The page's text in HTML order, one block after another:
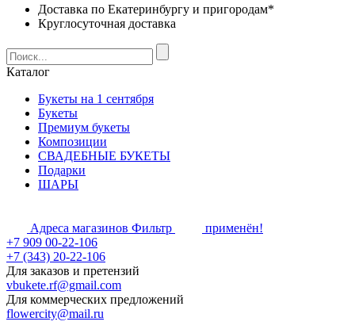
Доставка по Екатеринбургу и пригородам*
Круглосуточная доставка
Каталог
Букеты на 1 сентября
Букеты
Премиум букеты
Композиции
СВАДЕБНЫЕ БУКЕТЫ
Подарки
ШАРЫ
Адреса магазинов Фильтр
применён!
+7 909 00-22-106
+7 (343) 20-22-106
Для заказов и претензий
vbukete.rf@gmail.com
Для коммерческих предложений
flowercity@mail.ru